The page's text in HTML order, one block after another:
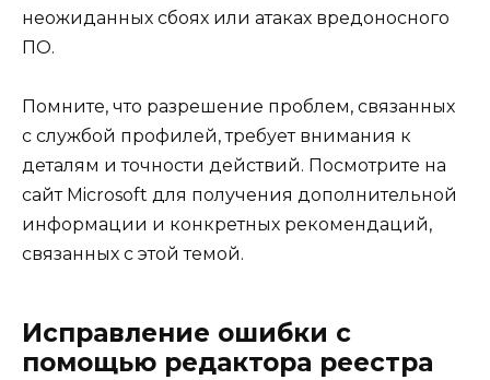
неожиданных сбоях или атаках вредоносного
ПО.
Помните, что разрешение проблем, связанных
с службой профилей, требует внимания к
деталям и точности действий. Посмотрите на
сайт Microsoft для получения дополнительной
информации и конкретных рекомендаций,
связанных с этой темой.
Исправление ошибки с
помощью редактора реестра